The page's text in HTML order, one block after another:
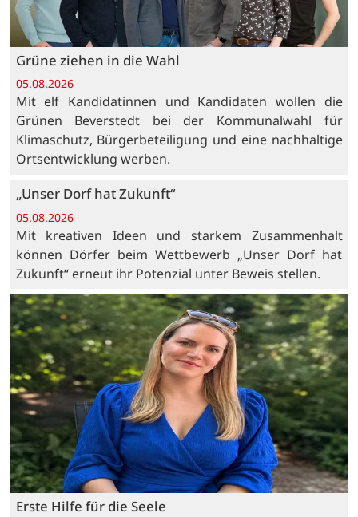
Grüne ziehen in die Wahl
05.08.2026
Mit elf Kandidatinnen und Kandidaten wollen die
Grünen Beverstedt bei der Kommunalwahl für
Klimaschutz, Bürgerbeteiligung und eine nachhaltige
Ortsentwicklung werben.
„Unser Dorf hat Zukunft“
05.08.2026
Mit kreativen Ideen und starkem Zusammenhalt
können Dörfer beim Wettbewerb „Unser Dorf hat
Zukunft“ erneut ihr Potenzial unter Beweis stellen.
Erste Hilfe für die Seele